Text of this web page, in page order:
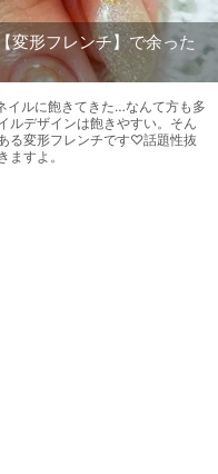
変形フレンチ】で余った
イルに飽きてきた…なんて方も多
ルデザインは飽きやすい。そん
る変形フレンチです♡話題性抜
すよ。